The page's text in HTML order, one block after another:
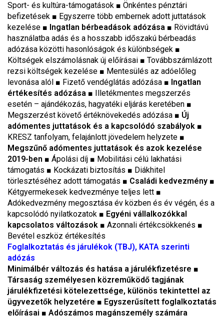
Sport- és kultúra-támogatások ■ Önkéntes pénztári
befizetések ■ Egyszerre több embernek adott juttatások
kezelése ■ Ingatlan bérbeadások adózása ■ Rövidtávú
használatba adás és a hosszabb időszakú bérbeadás
adózása közötti hasonlóságok és különbségek ■
Költségek elszámolásnak új előírásai ■ Továbbszámlázott
rezsi költségek kezelése ■ Mentesülés az adóelőleg
levonása alól ■ Fizető vendéglátás adózása ■ Ingatlan
értékesítés adózása ■ Illetékmentes megszerzés
esetén – ajándékozás, hagyatéki eljárás keretében ■
Megszerzést követő értéknövekedés adózása ■ Új
adómentes juttatások és a kapcsolódó szabályok ■
KRESZ tanfolyam, felajánlott jövedelem helyzete ■
Megszűnő adómentes juttatások és azok kezelése
2019-ben ■ Ápolási díj ■ Mobilitási célú lakhatási
támogatás ■ Kockázati biztosítás ■ Diákhitel
törlesztéséhez adott támogatás ■ Családi kedvezmény ■
Kétgyermekesek kedvezménye teljes lett ■
Adókedvezmény megosztása év közben és év végén, és a
kapcsolódó nyilatkozatok ■ Egyéni vállalkozókkal
kapcsolatos változások ■ Azonnali értékcsökkenés ■
Bevétel eszköz értékesítés
Foglalkoztatás és járulékok (TBJ), KATA szerinti
adózás
Minimálbér változás és hatása a járulékfizetésre ■
Társaság személyesen közreműködő tagjának
járulékfizetési kötelezettsége, különös tekintettel az
ügyvezetők helyzetére ■ Egyszerűsített foglalkoztatás
előírásai ■ Adószámos magánszemély számára